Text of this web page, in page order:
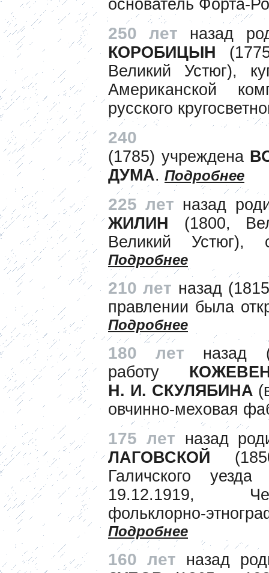
основатель Форта-
250 лет назад
КОРОБИЦЫН
Великий Устюг),
Американской
русского
240
(1785) учреждена
ДУМА. Подробнее
225 лет назад
ЖИЛИН (1800,
Великий Устюг),
Подробнее
210 лет назад
правлении была
Подробнее
180 лет назад
работу
Н. И. СКУЛЯБИНА
овчинно-меховая
175 лет назад
ЛАГОВСКОЙ
Галичского
19.12.1919,
фольклорно-
Подробнее
160 лет назад